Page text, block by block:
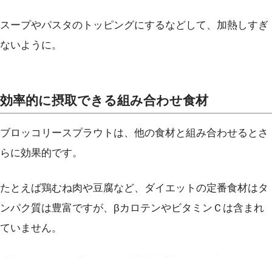
スープやパスタのトッピングにするなどして、加熱しすぎ
ないように。
効率的に摂取できる組み合わせ食材
ブロッコリースプラウトは、他の食材と組み合わせるとさ
らに効果的です。
たとえば鶏むね肉や豆腐など、ダイエットの定番食材はタ
ンパク質は豊富ですが、βカロテンやビタミンＣは含まれ
ていません。